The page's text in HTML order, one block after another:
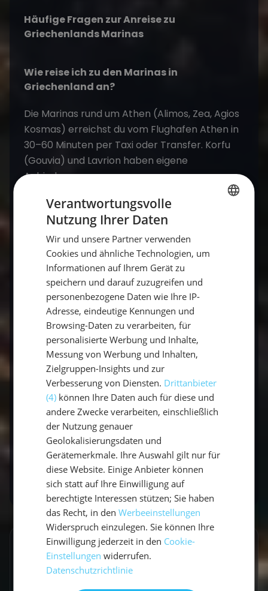
Häufige Fragen zur Anreise zu
Griechenlands Marinas
Wie reise ich zu den Marinas in
Griechenland an?
Die Marinas rund um Athen (Alimos, Zea, Agios
Kosmas) erreichst du vom Flughafen Athen in
30–60 Minuten per Taxi oder Transfer. Korfu
(Gouvia) und Lavrion haben eigene
Anbindungen.
Welche Marina ist der beste
Ausgangspunkt für einen Törn?
Alimos (Kalamaki) ist die größte Marina
Griechenlands und ein idealer Startpunkt für
den Saronischen Golf und die Kykladen.
Was kosten Liegeplätze in griechischen
Marinas?
Die Gebühren variieren je nach Marina,
Bootsgröße und Saison. Bei einem Mitsegeltörn
sind sie meist über die Bordkasse abgedeckt.
Du planst deinen Törn in der Ägäis? Entdecke
unsere
Segelreisen in Griechenland
und finde
dein Revier.
GESCHRIEBEN VON
Lucas Schmitt
Verantwortungsvolle
Nutzung Ihrer Daten
Wir und unsere Partner verwenden
Cookies und ähnliche Technologien, um
Informationen auf Ihrem Gerät zu
speichern und darauf zuzugreifen und
personenbezogene Daten wie Ihre IP-
Adresse, eindeutige Kennungen und
Browsing-Daten zu verarbeiten, für
personalisierte Werbung und Inhalte,
Messung von Werbung und Inhalten,
Zielgruppen-Insights und zur
Verbesserung von Diensten. Drittanbieter
(4) können Ihre Daten auch für diese und
andere Zwecke verarbeiten, einschließlich
der Nutzung genauer
Geolokalisierungsdaten und
Gerätemerkmale. Ihre Auswahl gilt nur für
diese Website. Einige Anbieter können
sich statt auf Ihre Einwilligung auf
berechtigte Interessen stützen; Sie haben
das Recht, in denWerbeeinstellungen
Widerspruch einzulegen. Sie können Ihre
Einwilligung jederzeit in den Cookie-
Einstellungen widerrufen.
Datenschutzrichtlinie